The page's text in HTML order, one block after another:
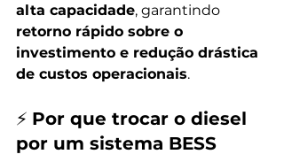
alta capacidade, garantindo
retorno rápido sobre o
investimento e redução drástica
de custos operacionais.
⚡ Por que trocar o diesel
por um sistema BESS